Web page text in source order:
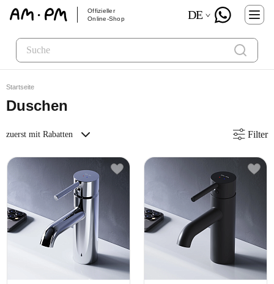
Offizieller
Online-Shop
DE
Startseite
Duschen
zuerst mit Rabatten Filter